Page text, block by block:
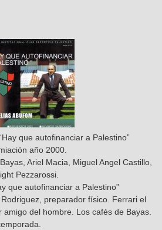
que autofinanciar a Palestino”
año 2000.
Ariel Macia, Miguel Angel Castillo,
Pezzarossi.
que autofinanciar a Palestino”
preparador físico. Ferrari el
del hombre. Los cafés de Bayas.